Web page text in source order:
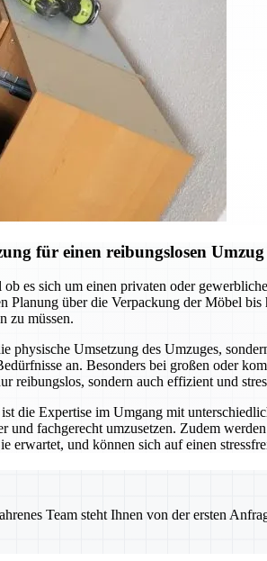
für einen reibungslosen Umzug
es sich um einen privaten oder
über die Verpackung der Möbel
zu müssen.
physische Umsetzung des Umzuges,
an. Besonders bei großen oder
reibungslos, sondern auch effizient und
die Expertise im Umgang mit
fachgerecht umzusetzen. Zudem
erwartet, und können sich auf einen
Team steht Ihnen von der ersten